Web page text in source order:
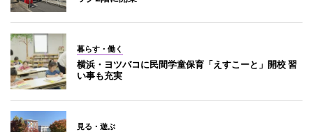
暮らす・働く
横浜・ヨツバコに民間学童保育「えすこーと」開校 習
い事も充実
見る・遊ぶ